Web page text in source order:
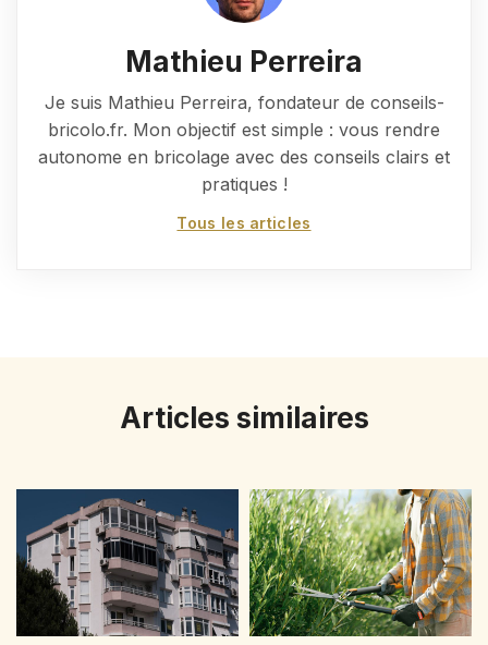
Mathieu Perreira
Je suis Mathieu Perreira, fondateur de conseils-
bricolo.fr. Mon objectif est simple : vous rendre
autonome en bricolage avec des conseils clairs et
pratiques !
Tous les articles
Articles similaires